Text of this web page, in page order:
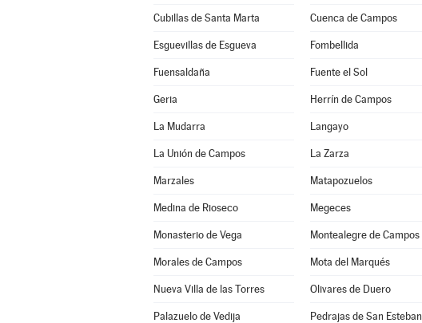
Cubillas de Santa Marta Cuenca de Campos
Esguevillas de Esgueva Fombellida
Fuensaldaña Fuente el Sol
Geria Herrín de Campos
La Mudarra Langayo
La Unión de Campos La Zarza
Marzales Matapozuelos
Medina de Rioseco Megeces
Monasterio de Vega Montealegre de Campos
Morales de Campos Mota del Marqués
Nueva Villa de las Torres Olivares de Duero
Palazuelo de Vedija Pedrajas de San Esteban